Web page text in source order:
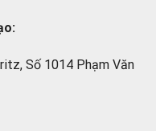
Số 1014 Phạm Văn